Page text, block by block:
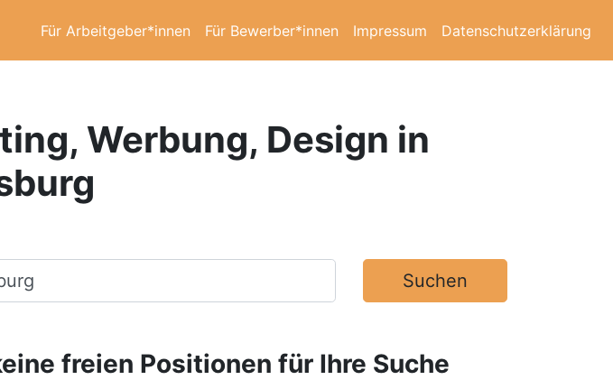
Für Arbeitgeber*innen Für Bewerber*innen Impressum Datenschutzerklärung
Werbung, Design in
Suchen
freien Positionen für Ihre Suche